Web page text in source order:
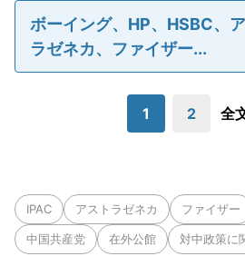
ボーイング、HP、HSBC、
ラゼネカ、ファイザー...
1 2 全
IPAC アストラゼネカ ファイザー
中国共産党 在外公館 対中政策に